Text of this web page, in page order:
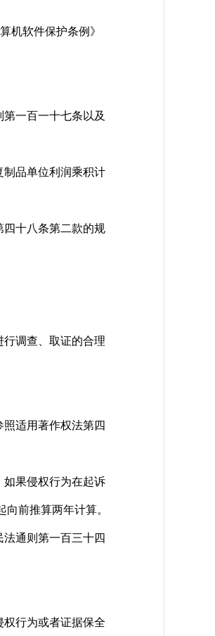
软件保护条例》
一百一十七条以及
品单位利润乘积计
十八条第二款的规
调查、取证的合理
适用著作权法第四
果侵权行为在起诉
前推算两年计算。
通则第一百三十四
行为或者证据保全